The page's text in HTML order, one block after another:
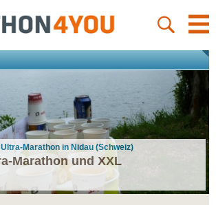
Marathon in Nidau (Schweiz)
Marathon und XXL